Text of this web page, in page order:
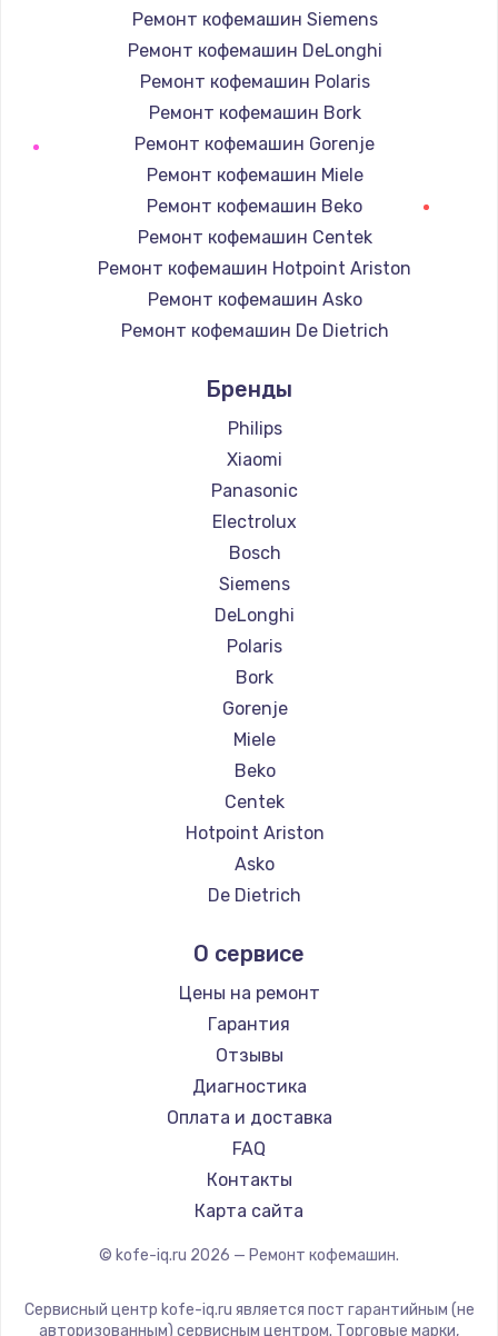
Ремонт кофемашин Siemens
Ремонт кофемашин DeLonghi
Ремонт кофемашин Polaris
Ремонт кофемашин Bork
Ремонт кофемашин Gorenje
Ремонт кофемашин Miele
Ремонт кофемашин Beko
Ремонт кофемашин Centek
Ремонт кофемашин Hotpoint Ariston
Ремонт кофемашин Asko
Ремонт кофемашин De Dietrich
Ремонт кофемашин Ascaso
Ремонт кофемашин Jura
Ремонт кофемашин Olympia
Ремонт кофемашин Saeco
Ремонт кофемашин La Cimbali
Ремонт кофемашин WMF
Ремонт кофемашин Yamaguchi
Ремонт кофемашин Nivona
Ремонт кофемашин Astoria
Ремонт кофемашин JVC
Ремонт кофемашин Ariston
Ремонт кофемашин Grundig
Ремонт кофемашин ROCKET MOZZAFIATO
Ремонт кофемашин Vivitek
Ремонт кофемашин Thomson
Ремонт кофемашин Hisense
Ремонт кофемашин DELTA
Ремонт кофемашин Kyvol
Ремонт кофемашин RED solution
Ремонт кофемашин Bravilor Bonamat
Ремонт кофемашин Vard
Ремонт кофемашин Tuvio
Ремонт кофемашин Carrera
Ремонт кофемашин Supra
Бренды
Philips
Xiaomi
Panasonic
Electrolux
Bosch
Siemens
DeLonghi
Polaris
Bork
Gorenje
Miele
Beko
Centek
Hotpoint Ariston
Asko
De Dietrich
Ascaso
Jura
Olympia
Saeco
La Cimbali
WMF
Yamaguchi
Nivona
Astoria
ROCKET MOZZAFIATO
О сервисе
Цены на ремонт
Гарантия
Отзывы
Диагностика
Оплата и доставка
FAQ
Контакты
Карта сайта
© kofe-iq.ru 2026 — Ремонт кофемашин.
Сервисный центр kofe-iq.ru является пост гарантийным (не
авторизованным) сервисным центром. Торговые марки,